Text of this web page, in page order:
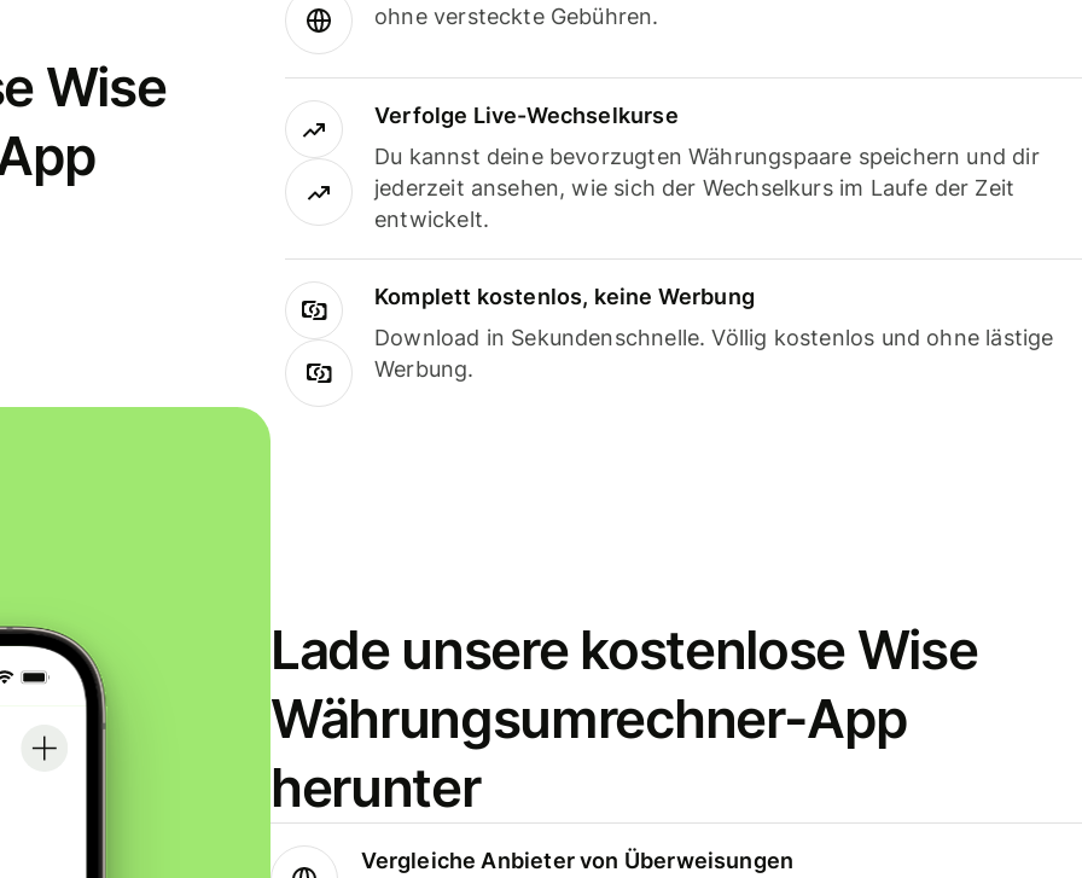
Wise
ohne versteckte Gebühren.
Verfolge Live-Wechselkurse
Du kannst deine bevorzugten Währungspaare speichern und dir
jederzeit ansehen, wie sich der Wechselkurs im Laufe der Zeit
entwickelt.
Komplett kostenlos, keine Werbung
Download in Sekundenschnelle. Völlig kostenlos und ohne lästige
Werbung.
Lade unsere kostenlose Wise
Währungsumrechner-App
herunter
Vergleiche Anbieter von Überweisungen